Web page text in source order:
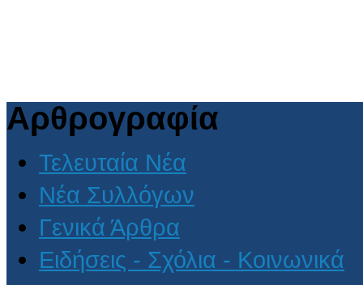
Αρθρογραφία
Τελευταία Νέα
Νέα Συλλόγων
Γενικά Άρθρα
Ειδήσεις - Σχόλια - Κοινωνικά